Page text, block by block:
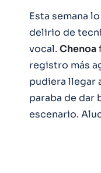
Esta semana
delirio de
vocal. Chenoa
registro más
pudiera llegar
paraba de dar
escenario.